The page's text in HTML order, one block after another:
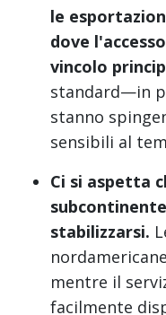
le
dove
vincolo
standard—in
stanno
sensibili al
Ci si aspetta
stabilizzarsi.
mentre il
facilmente